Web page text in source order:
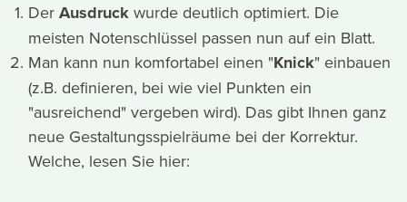
DerAusdruck wurde deutlich optimiert. Die
meisten Notenschlüssel passen nun auf ein Blatt.
Man kann nun komfortabel einen "Knick" einbauen
(z.B. definieren, bei wie viel Punkten ein
"ausreichend" vergeben wird). Das gibt Ihnen ganz
neue Gestaltungsspielräume bei der Korrektur.
Welche, lesen Sie hier: